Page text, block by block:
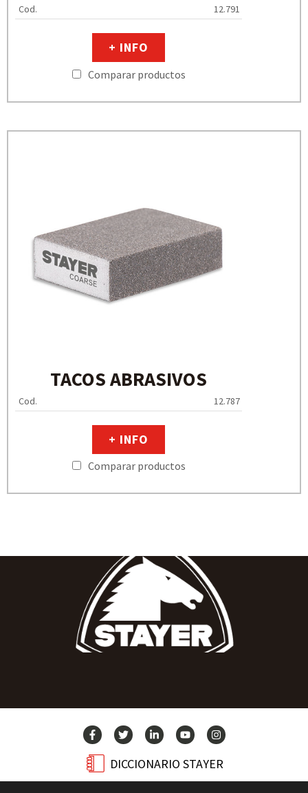
Cod. 12.791
+ INFO
Comparar productos
TACOS ABRASIVOS
Cod. 12.787
+ INFO
Comparar productos
DICCIONARIO STAYER